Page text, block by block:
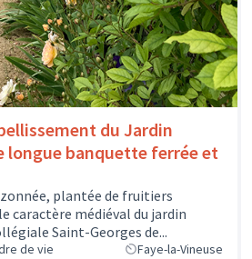
du Jardin
longue banquette ferrée et
plantée de fruitiers
caractère médiéval du jardin
Saint-Georges de...
de vie Faye-la-Vineuse